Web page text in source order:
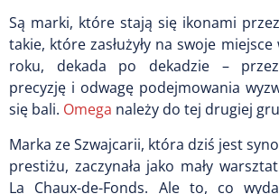
Są marki, które stają się ikonami
takie, które zasłużyły na swoje
roku, dekada po dekadzie – przez
precyzję i odwagę podejmowania
się bali. Omega należy do tej drugiej
Marka ze Szwajcarii, która dziś jest
prestiżu, zaczynała jako mały
La Chaux-de-Fonds. Ale to, co